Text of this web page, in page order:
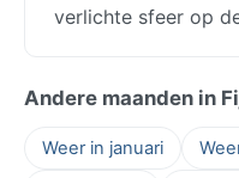
verlichte sfeer op
Andere maanden in
Weer in januari